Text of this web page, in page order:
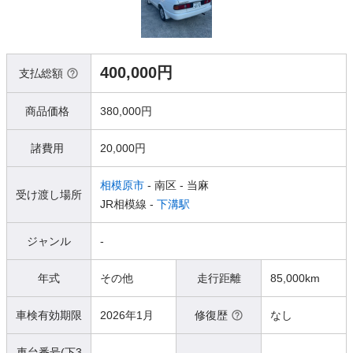
支払総額 400,000円
商品価格 380,000円
諸費用 20,000円
受け渡し場所
相模原市 - 南区 - 当麻
JR相模線 - 下溝駅
ジャンル -
年式 その他 走行距離 85,000km
車検有効期限 2026年1月 修復歴 なし